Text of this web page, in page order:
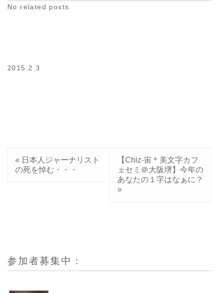
No related posts.
2015.2.3
« 日本人ジャーナリスト
の死を悼む・・・
【Chiz-宙＊美文字カフ
ェセミ＠大阪堺】今年の
あなたの１字はなぁに？
»
参加者募集中：